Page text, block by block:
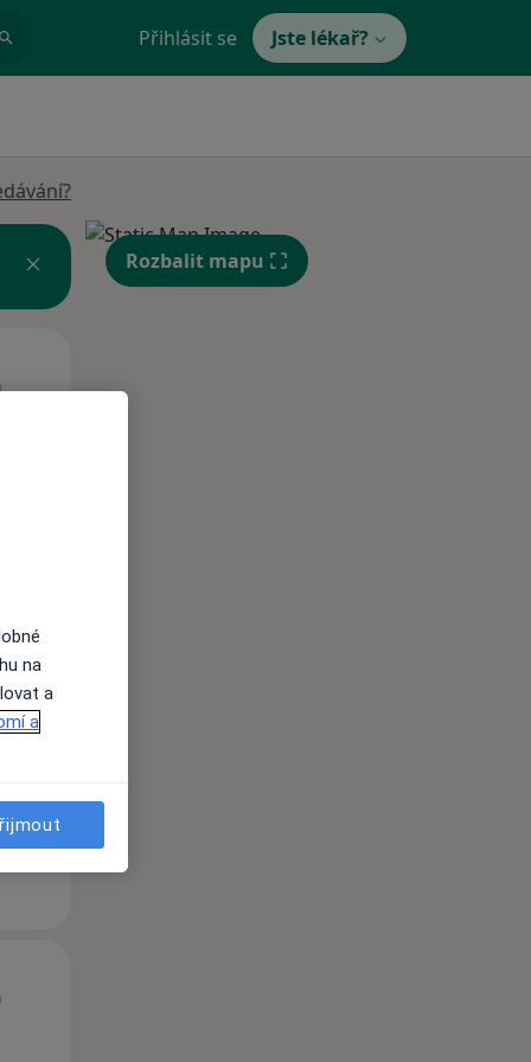
Přihlásit se Jste lékař?
12 Srpen
Rozbalit mapu
na
a
a